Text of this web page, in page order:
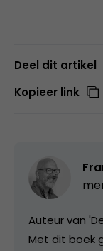
Deel dit artikel
Kopieer link
Auteur van
Met dit boek